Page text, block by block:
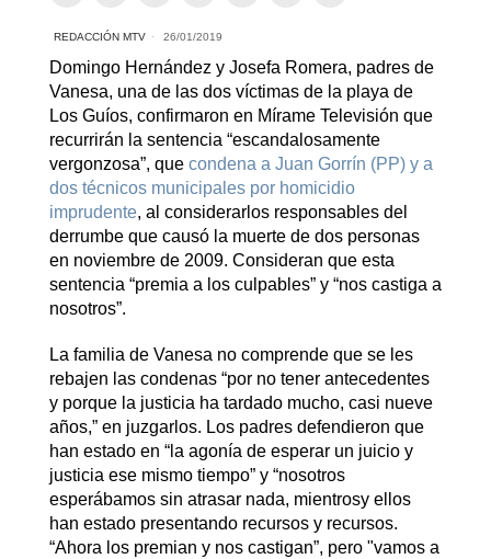
REDACCIÓN MTV 26/01/2019
Domingo Hernández y Josefa Romera, padres de
Vanesa, una de las dos víctimas de la playa de
Los Guíos, confirmaron en Mírame Televisión que
recurrirán la sentencia “escandalosamente
vergonzosa”, que condena a Juan Gorrín (PP) y a
dos técnicos municipales por homicidio
imprudente, al considerarlos responsables del
derrumbe que causó la muerte de dos personas
en noviembre de 2009. Consideran que esta
sentencia “premia a los culpables” y “nos castiga a
nosotros”.
La familia de Vanesa no comprende que se les
rebajen las condenas “por no tener antecedentes
y porque la justicia ha tardado mucho, casi nueve
años,” en juzgarlos. Los padres defendieron que
han estado en “la agonía de esperar un juicio y
justicia ese mismo tiempo” y “nosotros
esperábamos sin atrasar nada, mientrosy ellos
han estado presentando recursos y recursos.
“Ahora los premian y nos castigan”, pero "vamos a